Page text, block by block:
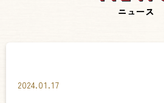
ニュース
2024.01.17